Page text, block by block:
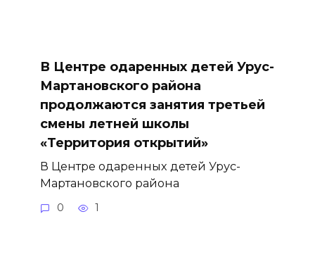
В Центре одаренных детей Урус-
Мартановского района
продолжаются занятия третьей
смены летней школы
«Территория открытий»
В Центре одаренных детей Урус-
Мартановского района
0 1